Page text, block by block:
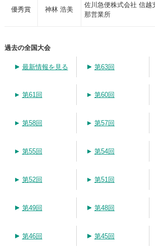
優秀賞 神林 浩美
佐川急便株式会社 信越
那営業所
過去の全国大会
最新情報を見る 第63回
第61回 第60回
第58回 第57回
第55回 第54回
第52回 第51回
第49回 第48回
第46回 第45回